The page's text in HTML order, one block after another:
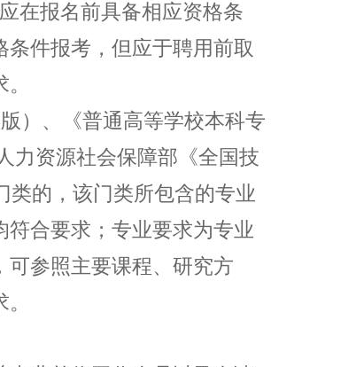
在报名前具备相应资格条
件报考，但应于聘用前取
）、《普通高等学校本科专
力资源社会保障部《全国技
类的，该门类所包含的专业
合要求；专业要求为专业
可参照主要课程、研究方